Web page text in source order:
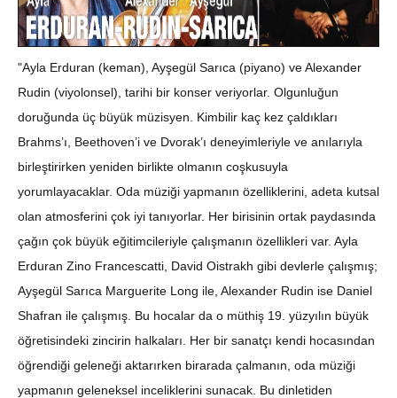
"Ayla Erduran (keman), Ayşegül Sarıca (piyano) ve Alexander
Rudin (viyolonsel), tarihi bir konser veriyorlar. Olgunluğun
doruğunda üç büyük müzisyen. Kimbilir kaç kez çaldıkları
Brahms’ı, Beethoven’i ve Dvorak’ı deneyimleriyle ve anılarıyla
birleştirirken yeniden birlikte olmanın coşkusuyla
yorumlayacaklar. Oda müziği yapmanın özelliklerini, adeta kutsal
olan atmosferini çok iyi tanıyorlar. Her birisinin ortak paydasında
çağın çok büyük eğitimcileriyle çalışmanın özellikleri var. Ayla
Erduran Zino Francescatti, David Oistrakh gibi devlerle çalışmış;
Ayşegül Sarıca Marguerite Long ile, Alexander Rudin ise Daniel
Shafran ile çalışmış. Bu hocalar da o müthiş 19. yüzyılın büyük
öğretisindeki zincirin halkaları. Her bir sanatçı kendi hocasından
öğrendiği geleneği aktarırken birarada çalmanın, oda müziği
yapmanın geleneksel inceliklerini sunacak. Bu dinletiden